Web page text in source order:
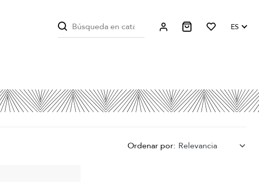
ES
Ordenar por: Relevancia